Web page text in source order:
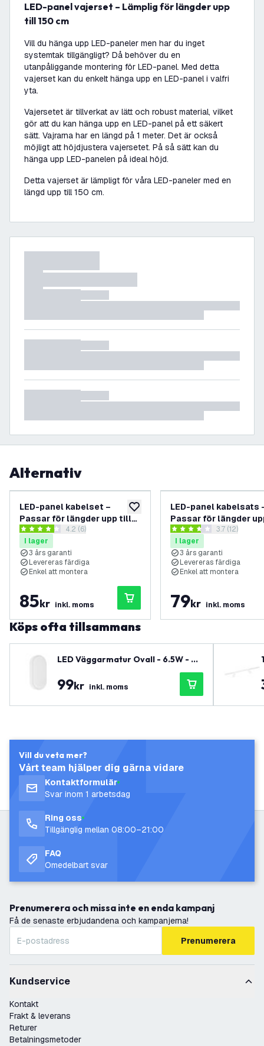
LED-panel vajerset – Lämplig för längder upp
till 150 cm
Vill du hänga upp LED-paneler men har du inget
systemtak tillgängligt? Då behöver du en
utanpåliggande montering för LED-panel. Med detta
vajerset kan du enkelt hänga upp en LED-panel i valfri
yta.
Vajersetet är tillverkat av lätt och robust material, vilket
gör att du kan hänga upp en LED-panel på ett säkert
sätt. Vajrarna har en längd på 1 meter. Det är också
möjligt att höjdjustera vajersetet. På så sätt kan du
hänga upp LED-panelen på ideal höjd.
Detta vajerset är lämpligt för våra LED-paneler med en
längd upp till 150 cm.
Alternativ
lägg till i önskelistan
LED-panel kabelset –
Passar för längder upp till
150 cm öppna recensionspanel
4.2 stjärnbetyg4.2 (6)
I lager
3 års garanti
Levereras färdiga
Enkel att montera
85kr inkl. moms
LED-panel kabelsats
Passar för längder
150 cm öppna
3.7 stjärnbetyg3.7 (12)
I lager
3 års garanti
Levereras färdiga
Enkel att montera
79kr inkl. moms
Köps ofta tillsammans
LED Väggarmatur Ovall - 6.5W - 40
00K - 700 lumen - Vit - IP54 vatten
tät - 5 års garanti
99kr inkl. moms
Vill du veta mer?
Vårt team hjälper dig gärna vidare
Kontaktformulär
Svar inom 1 arbetsdag
Ring oss
Tillgänglig mellan 08:00–21:00
FAQ
Omedelbart svar
Prenumerera och missa inte en enda kampanj
Få de senaste erbjudandena och kampanjerna!
Prenumerera
Kundservice
Kontakt
Frakt & leverans
Returer
Betalningsmetoder